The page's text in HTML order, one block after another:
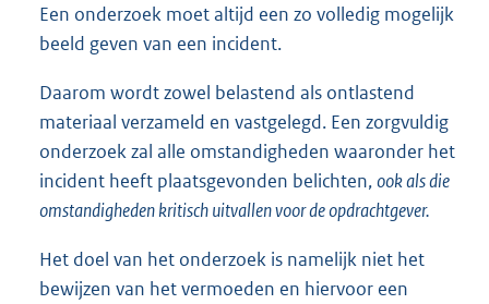
Een onderzoek moet altijd een zo volledig mogelijk
beeld geven van een incident.
Daarom wordt zowel belastend als ontlastend
materiaal verzameld en vastgelegd. Een zorgvuldig
onderzoek zal alle omstandigheden waaronder het
incident heeft plaatsgevonden belichten,ook als die
omstandigheden kritisch uitvallen voor de opdrachtgever.
Het doel van het onderzoek is namelijk niet het
bewijzen van het vermoeden en hiervoor een